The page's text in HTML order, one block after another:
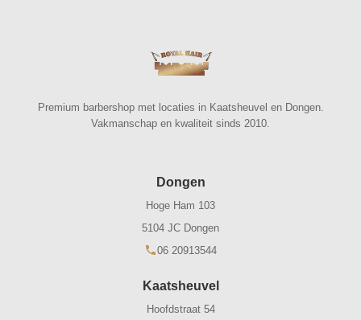
Premium barbershop met locaties in Kaatsheuvel en Dongen.
Vakmanschap en kwaliteit sinds 2010.
Dongen
Hoge Ham 103
5104 JC Dongen
06 20913544
Kaatsheuvel
Hoofdstraat 54